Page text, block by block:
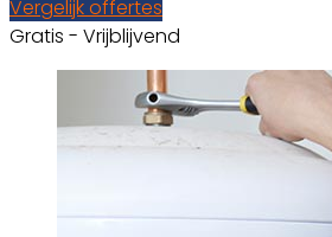
Vergelijk offertes
Gratis - Vrijblijvend